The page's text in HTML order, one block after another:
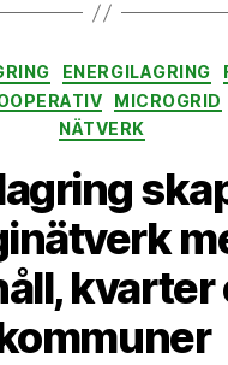
Kategorier
ENERGILAGRING
MICROGRID
NÄTVERK
kvarter